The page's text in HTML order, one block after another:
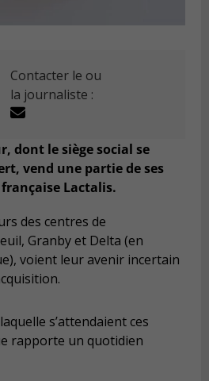
Contacter le ou
la journaliste :
dont le siège social se
vend une partie de ses
Lactalis.
des centres de
Granby et Delta (en
voient leur avenir incertain
s’attendaient ces
rapporte un quotidien